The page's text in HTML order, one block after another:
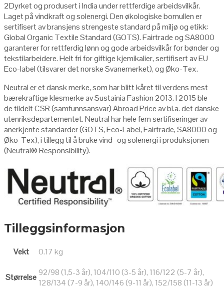
2Dyrket og produsert i India under rettferdige arbeidsvilkår.
Laget på vindkraft og solenergi. Den økologiske bomullen er
sertifisert av bransjens strengeste standard på miljø og etikk:
Global Organic Textile Standard (GOTS). Fairtrade og SA8000
garanterer for rettferdig lønn og gode arbeidsvilkår for bønder og
tekstilarbeidere. Helt fri for giftige kjemikalier, sertifisert av EU
Eco-label (tilsvarer det norske Svanemerket), og Øko-Tex.
Neutral er et dansk merke, som har blitt kåret til verdens mest
bærekraftige klesmerke av Sustainia Fashion 2013. I 2015 ble
de tildelt CSR (samfunnsansvar) Abroad Price av bl.a. det danske
utenriksdepartementet. Neutral har hele fem sertifiseringer av
anerkjente standarder (GOTS, Eco-Label, Fairtrade, SA8000 og
Øko-Tex), i tillegg til å bruke vind- og solenergi i produksjonen
(Neutral®Responsibility).
Tilleggsinformasjon
Vekt 0.17 kg
Størrelse 92/98 (1,5-3 år), 104/110 (3-5 år), 116/122 (5-7 år),
128/134 (7-9 år), 140/146 (9-11 år), 152/158 (11-13 år)